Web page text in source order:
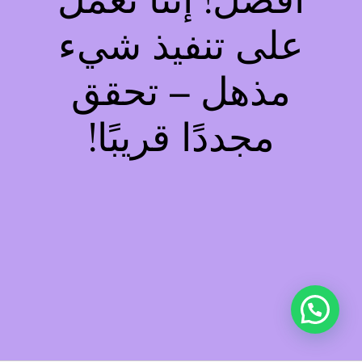
على تنفيذ شيء
مذهل – تحقق
مجددًا قريبًا!